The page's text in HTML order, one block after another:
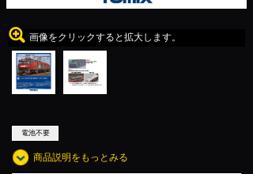
画像をクリックすると拡大します。
電池不要
商品説明をもっとみる